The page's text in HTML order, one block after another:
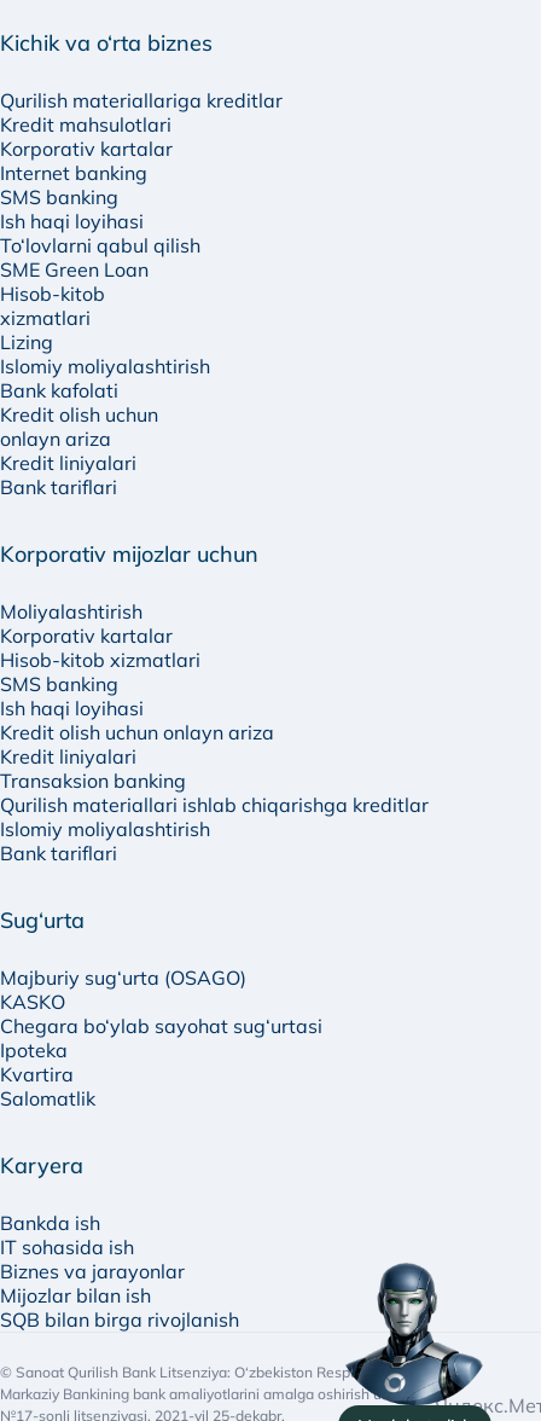
Kichik va o‘rta biznes
Qurilish materiallariga kreditlar
Kredit mahsulotlari
Korporativ kartalar
Internet banking
SMS banking
Ish haqi loyihasi
To‘lovlarni qabul qilish
SME Green Loan
Hisob-kitob
xizmatlari
Lizing
Islomiy moliyalashtirish
Bank kafolati
Kredit olish uchun
onlayn ariza
Kredit liniyalari
Bank tariflari
Korporativ mijozlar uchun
Moliyalashtirish
Korporativ kartalar
Hisob-kitob xizmatlari
SMS banking
Ish haqi loyihasi
Kredit olish uchun onlayn ariza
Kredit liniyalari
Transaksion banking
Qurilish materiallari ishlab chiqarishga kreditlar
Islomiy moliyalashtirish
Bank tariflari
Sug‘urta
Majburiy sug‘urta (OSAGO)
KASKO
Chegara bo‘ylab sayohat sug‘urtasi
Ipoteka
Kvartira
Salomatlik
Karyera
Bankda ish
IT sohasida ish
Biznes va jarayonlar
Mijozlar bilan ish
SQB bilan birga rivojlanish
© Sanoat Qurilish Bank Litsenziya: O‘zbekiston Respublikasi
Markaziy Bankining bank amaliyotlarini amalga oshirish uchun
№17-sonli litsenziyasi, 2021-yil 25-dekabr.